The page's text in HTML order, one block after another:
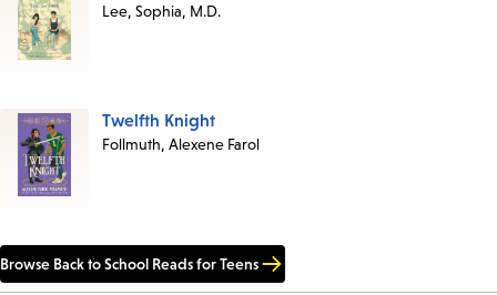
Lee, Sophia, M.D.
Twelfth Knight
Follmuth, Alexene Farol
Browse Back to School Reads for Teens